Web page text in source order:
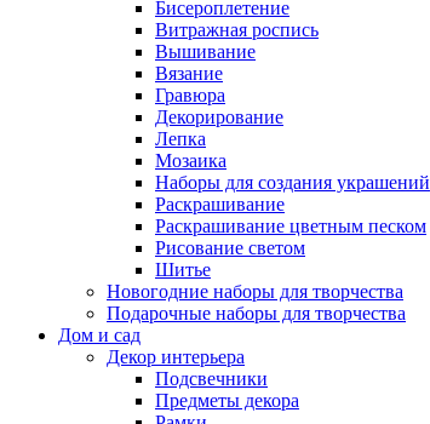
Бисероплетение
Витражная роспись
Вышивание
Вязание
Гравюра
Декорирование
Лепка
Мозаика
Наборы для создания украшений
Раскрашивание
Раскрашивание цветным песком
Рисование светом
Шитье
Новогодние наборы для творчества
Подарочные наборы для творчества
Дом и сад
Декор интерьера
Подсвечники
Предметы декора